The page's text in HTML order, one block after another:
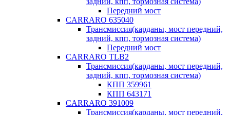
Передний мост
CARRARO 635040
Трансмиссия(карданы, мост передний,
задний, кпп, тормозная система)
Передний мост
CARRARO TLB2
Трансмиссия(карданы, мост передний,
задний, кпп, тормозная система)
КПП 359961
КПП 643171
CARRARO 391009
Трансмиссия(карданы, мост передний,